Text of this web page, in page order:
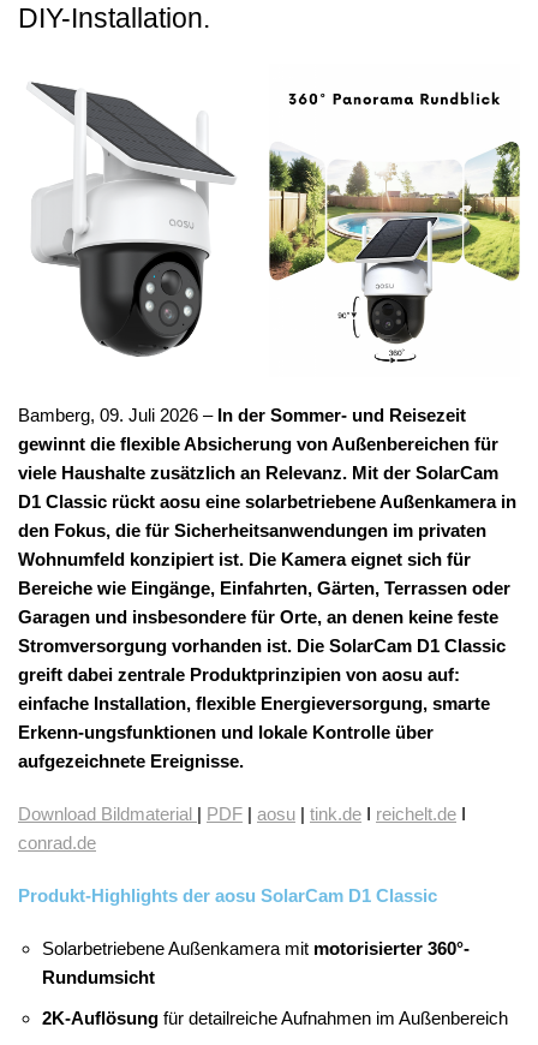
DIY-Installation.
Bamberg, 09. Juli 2026 – In der Sommer- und Reisezeit
gewinnt die flexible Absicherung von Außenbereichen für
viele Haushalte zusätzlich an Relevanz. Mit der SolarCam
D1 Classic rückt aosu eine solarbetriebene Außenkamera in
den Fokus, die für Sicherheitsanwendungen im privaten
Wohnumfeld konzipiert ist. Die Kamera eignet sich für
Bereiche wie Eingänge, Einfahrten, Gärten, Terrassen oder
Garagen und insbesondere für Orte, an denen keine feste
Stromversorgung vorhanden ist. Die SolarCam D1 Classic
greift dabei zentrale Produktprinzipien von aosu auf:
einfache Installation, flexible Energieversorgung, smarte
Erkenn-ungsfunktionen und lokale Kontrolle über
aufgezeichnete Ereignisse.
Download Bildmaterial | PDF | aosu | tink.de I reichelt.de I
conrad.de
Produkt-Highlights der aosu SolarCam D1 Classic
Solarbetriebene Außenkamera mit motorisierter 360°-
Rundumsicht
2K-Auflösung für detailreiche Aufnahmen im Außenbereich